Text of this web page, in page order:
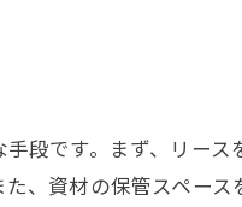
段です。まず、リー
、資材の保管スペー